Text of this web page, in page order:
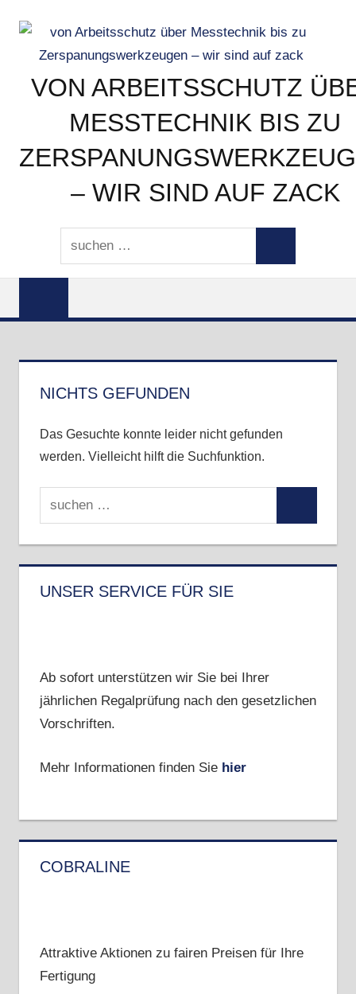
Inhalt
springen
VON ARBEITSSCHUTZ
MESSTECHNIK BIS ZU
– WIR SIND AUF ZACK
Arbeitsschutz
zack
Suchen
nach:
NICHTS GEFUNDEN
Das Gesuchte konnte leider nicht gefunden
werden. Vielleicht hilft die Suchfunktion.
Suchen
UNSER SERVICE FÜR SIE
Ab sofort unterstützen wir Sie bei Ihrer
jährlichen Regalprüfung nach den gesetzlichen
Vorschriften.
Mehr Informationen finden Sie hier
COBRALINE
Attraktive Aktionen zu fairen Preisen für Ihre
Fertigung